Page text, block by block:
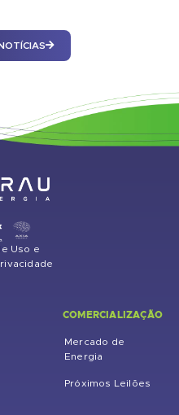
Uso e
COMERCIALIZAÇÃO
Mercado de
Energia
Próximos Leilões